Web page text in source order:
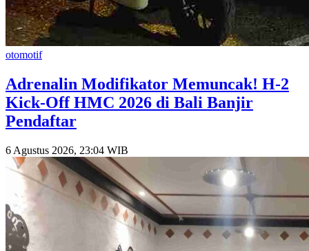
otomotif
​Adrenalin Modifikator Memuncak! H-2
Kick-Off HMC 2026 di Bali Banjir
Pendaftar
6 Agustus 2026, 23:04 WIB